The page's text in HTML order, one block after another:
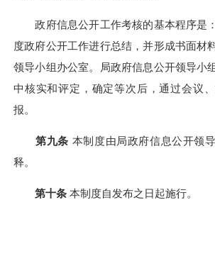
政府信息公开工作考核的基本程序是
度政府公开工作进行总结，并形成书面材
领导小组办公室。局政府信息公开领导小
中核实和评定，确定等次后，通过会议
报。
第九条 本制度由局政府信息公开领
释。
第十条 本制度自发布之日起施行。